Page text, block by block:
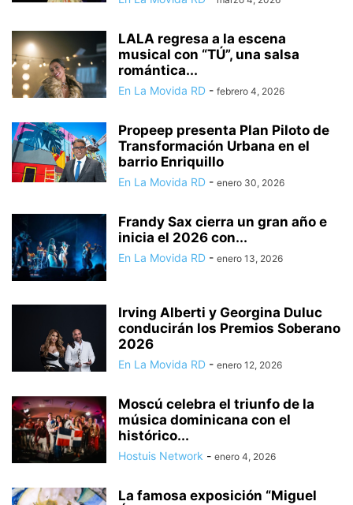
LALA regresa a la escena
musical con “TÚ”, una salsa
romántica...
En La Movida RD - febrero 4, 2026
Propeep presenta Plan Piloto de
Transformación Urbana en el
barrio Enriquillo
En La Movida RD - enero 30, 2026
Frandy Sax cierra un gran año e
inicia el 2026 con...
En La Movida RD - enero 13, 2026
Irving Alberti y Georgina Duluc
conducirán los Premios Soberano
2026
En La Movida RD - enero 12, 2026
Moscú celebra el triunfo de la
música dominicana con el
histórico...
Hostuis Network - enero 4, 2026
La famosa exposición “Miguel